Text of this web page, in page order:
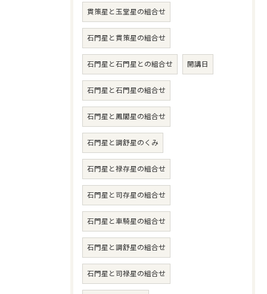
貫策星と玉堂星の組合せ
石門星と貫策星の組合せ
石門星と石門星との組合せ 開講日
石門星と石門星の組合せ
石門星と鳳閣星の組合せ
石門星と調舒星のくみ
石門星と禄存星の組合せ
石門星と司存星の組合せ
石門星と車騎星の組合せ
石門星と調舒星の組合せ
石門星と司禄星の組合せ